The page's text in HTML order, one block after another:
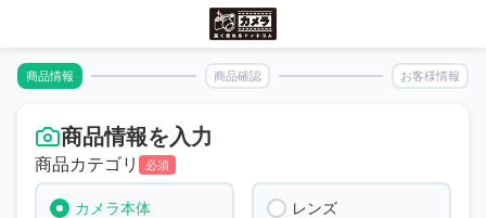
商品情報 商品確認 お客様情報
商品情報を入力
商品カテゴリ 必須
カメラ本体 レンズ